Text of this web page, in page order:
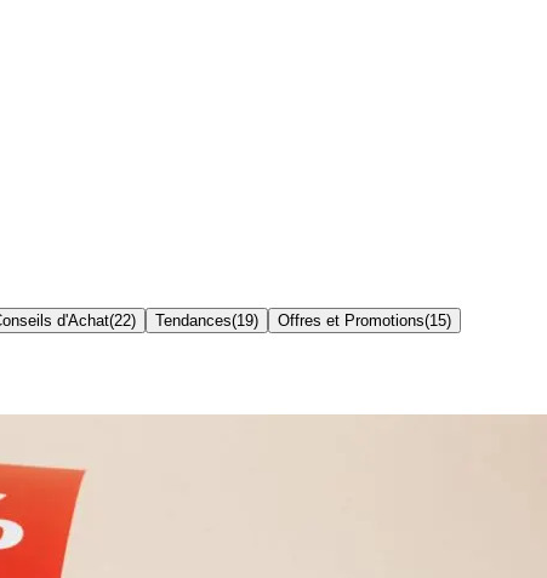
d'Achat(22) Tendances(19) Offres et Promotions(15)